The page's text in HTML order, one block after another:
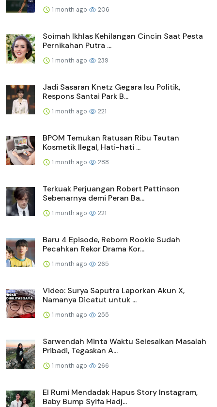
1 month ago 206
Soimah Ikhlas Kehilangan Cincin Saat Pesta
Pernikahan Putra ...
1 month ago 239
Jadi Sasaran Knetz Gegara Isu Politik,
Respons Santai Park B...
1 month ago 221
BPOM Temukan Ratusan Ribu Tautan
Kosmetik Ilegal, Hati-hati ...
1 month ago 288
Terkuak Perjuangan Robert Pattinson
Sebenarnya demi Peran Ba...
1 month ago 221
Baru 4 Episode, Reborn Rookie Sudah
Pecahkan Rekor Drama Kor...
1 month ago 265
Video: Surya Saputra Laporkan Akun X,
Namanya Dicatut untuk ...
1 month ago 255
Sarwendah Minta Waktu Selesaikan Masalah
Pribadi, Tegaskan A...
1 month ago 266
El Rumi Mendadak Hapus Story Instagram,
Baby Bump Syifa Hadj...